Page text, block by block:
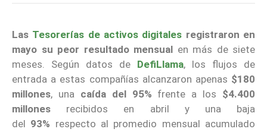
Las Tesorerías de activos digitales registraron en
mayo su peor resultado mensual en más de siete
meses. Según datos de DefiLlama, los flujos de
entrada a estas compañías alcanzaron apenas $180
millones, una caída del 95% frente a los $4.400
millones recibidos en abril y una baja
del 93% respecto al promedio mensual acumulado